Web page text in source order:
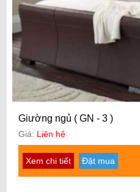
Giường ngủ ( GN - 3 )
Giá: Liên hệ
Xem chi tiết Đặt mua